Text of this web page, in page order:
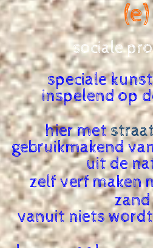
(e)
sociale
speciale
inspelend op
hier met
gebruikmakend
uit de
zelf verf maken
vanuit niets